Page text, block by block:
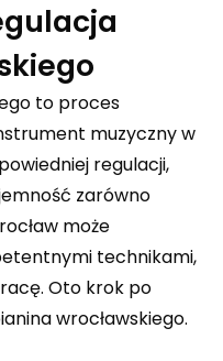
to proces
muzyczny w
regulacji,
zarówno
może
technikami,
Oto krok po
wrocławskiego.